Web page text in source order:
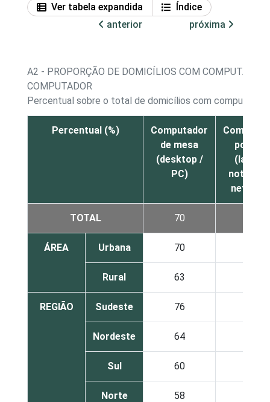
Ver tabela expandida
Índice
anterior
próxima
A2 - PROPORÇÃO DE DOMICÍLIOS COM
COMPUTADOR
Percentual sobre o total de domicílios com computador
Percentual (%)
Computador
de mesa
(desktop /
PC)
portátil
(laptop,
TOTAL 70
ÁREA Urbana 70
Rural 63
REGIÃO Sudeste 76
Nordeste 64
Sul 60
Norte 58